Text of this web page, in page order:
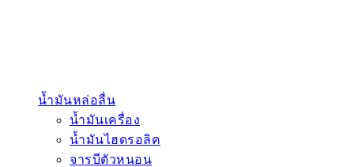
น้ำมันหล่อลื่น
น้ำมันเครื่อง
น้ำมันไฮดรอลิค
จารบีตัวหนอน